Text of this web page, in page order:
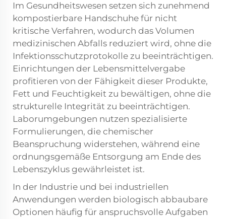
Im Gesundheitswesen setzen sich zunehmend
kompostierbare Handschuhe für nicht
kritische Verfahren, wodurch das Volumen
medizinischen Abfalls reduziert wird, ohne die
Infektionsschutzprotokolle zu beeinträchtigen.
Einrichtungen der Lebensmittelvergabe
profitieren von der Fähigkeit dieser Produkte,
Fett und Feuchtigkeit zu bewältigen, ohne die
strukturelle Integrität zu beeinträchtigen.
Laborumgebungen nutzen spezialisierte
Formulierungen, die chemischer
Beanspruchung widerstehen, während eine
ordnungsgemäße Entsorgung am Ende des
Lebenszyklus gewährleistet ist.
In der Industrie und bei industriellen
Anwendungen werden biologisch abbaubare
Optionen häufig für anspruchsvolle Aufgaben